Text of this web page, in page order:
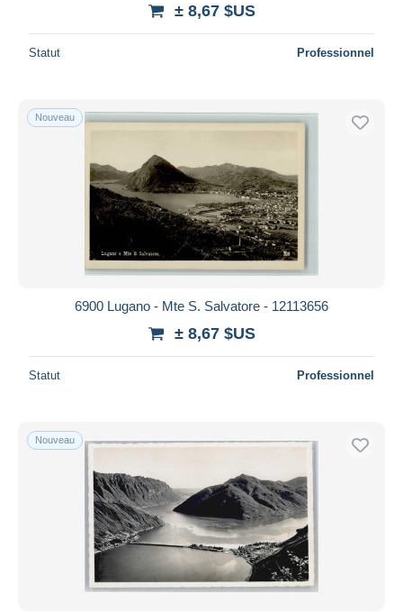
± 8,67 $US
Statut Professionnel
Nouveau
6900 Lugano - Mte S. Salvatore - 12113656
± 8,67 $US
Statut Professionnel
Nouveau